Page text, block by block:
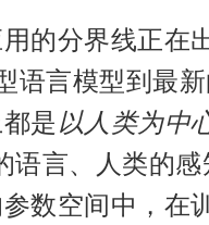
的分界线正在
语言模型到最
是以人类为中
语言、人类的
数空间中，在